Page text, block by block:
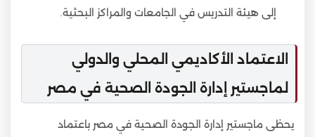
إلى هيئة التدريس في الجامعات والمراكز البحثية.
الاعتماد الأكاديمي المحلي والدولي
لماجستير إدارة الجودة الصحية في مصر
يحظى ماجستير إدارة الجودة الصحية في مصر باعتماد